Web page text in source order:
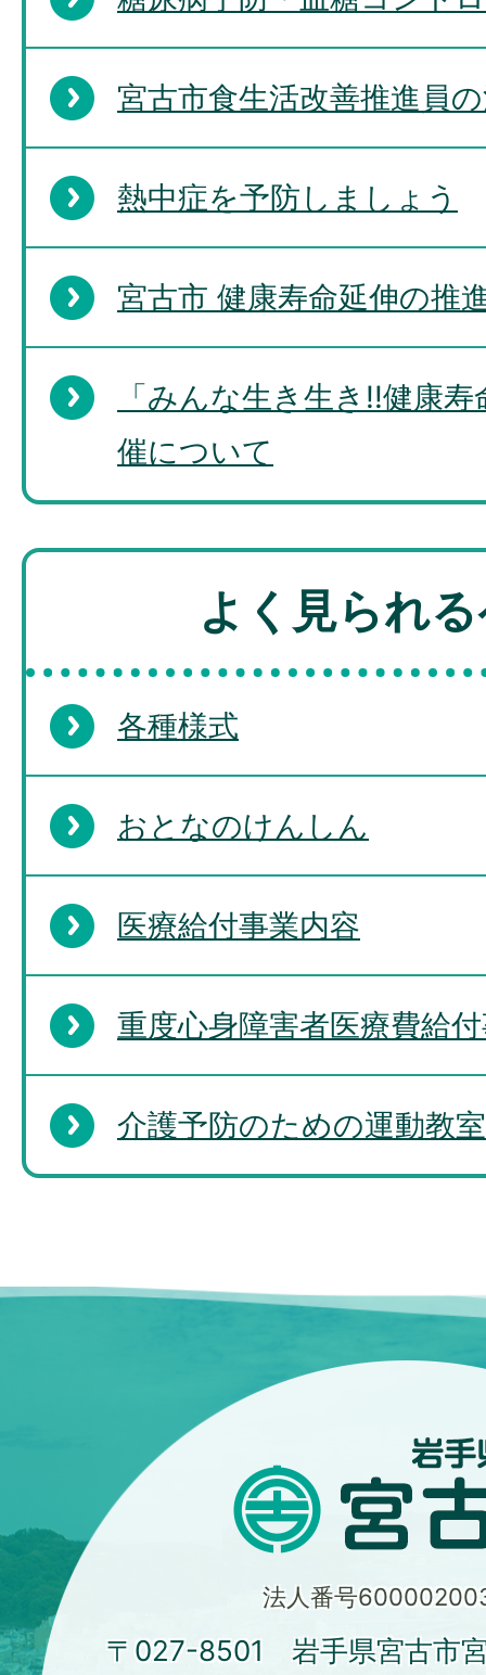
宮古市食生活改善推進員
熱中症を予防しましょう
宮古市 健康寿命延伸の推
「みんな生き生き!!健康
催について
よく見られ
各種様式
おとなのけんしん
医療給付事業内容
重度心身障害者医療費給
介護予防のための運動教室
法人番号
〒027-8501 岩手県宮古市